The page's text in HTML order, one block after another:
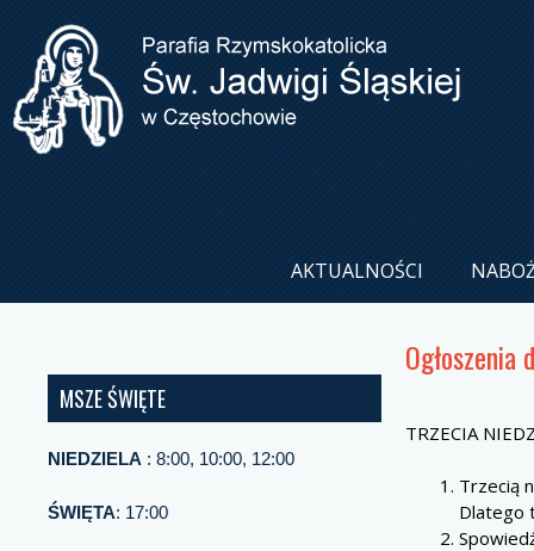
AKTUALNOŚCI
MSZE ŚWIĘTE
NIEDZIELA : 8:00, 10:00, 12:00
ŚWIĘTA: 17:00
TRZECIA
Trzecią
Dlatego